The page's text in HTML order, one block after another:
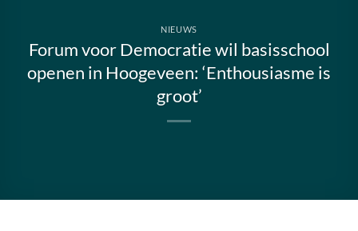
NIEUWS
Forum voor Democratie wil basisschool
openen in Hoogeveen: ‘Enthousiasme is
groot’